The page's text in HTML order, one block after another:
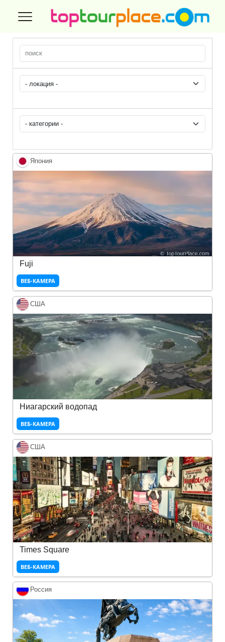
Япония
Fuji
ВЕБ-КАМЕРА
США
Ниагарский водопад
ВЕБ-КАМЕРА
США
Times Square
ВЕБ-КАМЕРА
Россия